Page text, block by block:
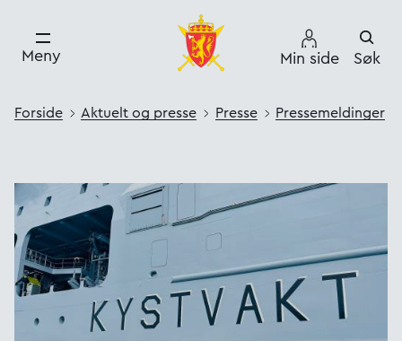
Meny Min side Søk
Forside Aktuelt og presse Presse Pressemeldinger